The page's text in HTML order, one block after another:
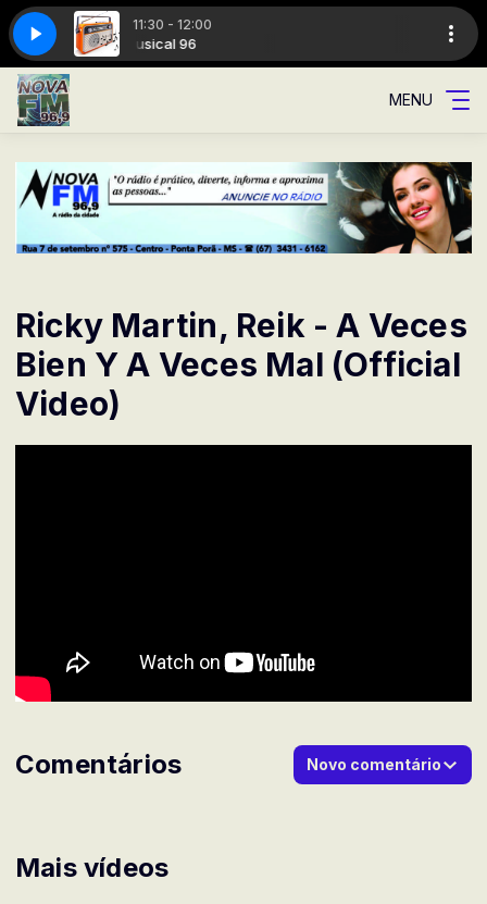
11:30 - 12:00
96 Musical 96
com Giovani cezarInformativo do Meio Dia com Giovani cezar
MENU
Ricky Martin, Reik - A Veces
Bien Y A Veces Mal (Official
Video)
Mais vídeos
Comentários Novo comentário